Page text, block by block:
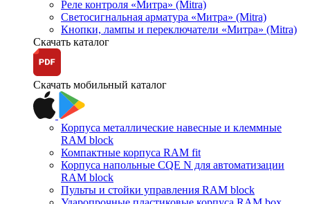
Реле контроля «Митра» (Mitra)
Светосигнальная арматура «Митра» (Mitra)
Кнопки, лампы и переключатели «Митра» (Mitra)
Скачать каталог
Скачать мобильный каталог
Корпуса металлические навесные и клеммные
RAM block
Компактные корпуса RAM fit
Корпуса напольные CQE N для автоматизации
RAM block
Пульты и стойки управления RAM block